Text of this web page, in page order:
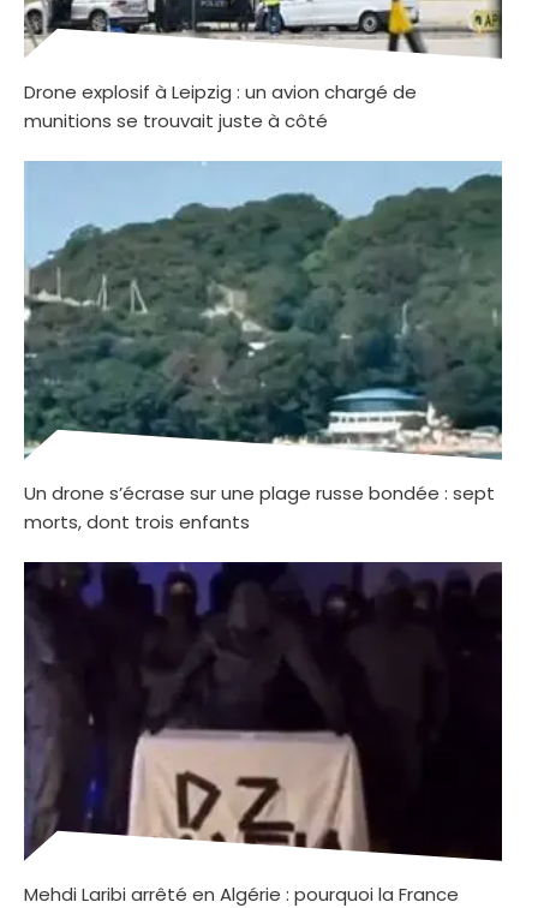
Drone explosif à Leipzig : un avion chargé de
munitions se trouvait juste à côté
Un drone s’écrase sur une plage russe bondée : sept
morts, dont trois enfants
Mehdi Laribi arrêté en Algérie : pourquoi la France